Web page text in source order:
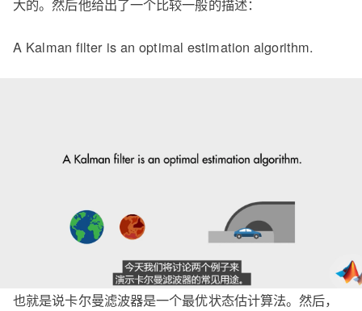
A Kalman filter is an optimal estimation algorithm.
也就是说卡尔曼滤波器是一个最优状态估计算法。然后，